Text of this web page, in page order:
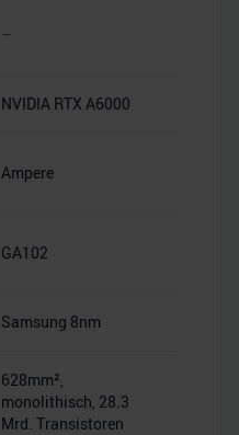
–
NVIDIA RTX A6000
Ampere
GA102
Samsung 8nm
628mm²,
monolithisch, 28.3
Mrd. Transistoren